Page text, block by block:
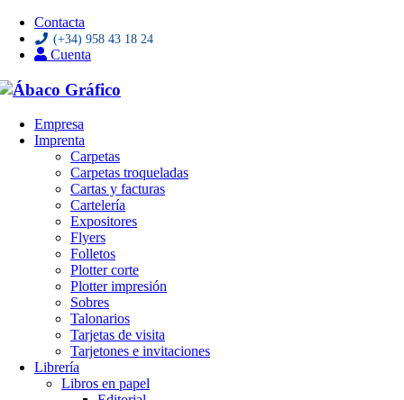
Contacta
(+34) 958 43 18 24
Cuenta
Empresa
Imprenta
Carpetas
Carpetas troqueladas
Cartas y facturas
Cartelería
Expositores
Flyers
Folletos
Plotter corte
Plotter impresión
Sobres
Talonarios
Tarjetas de visita
Tarjetones e invitaciones
Librería
Libros en papel